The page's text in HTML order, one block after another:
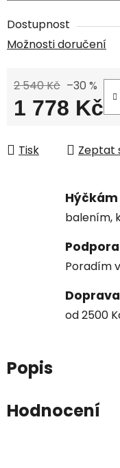
Dostupnost
Možnosti doručení
2 540 Kč –30 %
1 778 Kč
Tisk Zeptat
Hýčkám
balením,
Podpora
Poradím
od 2500
Popis
Hodnocení